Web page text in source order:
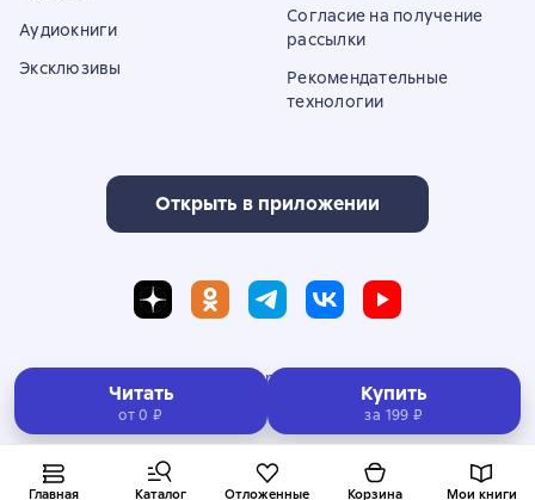
Главная Каталог Отложенные Корзина Мои книги
Читать
от 0 ₽
Купить
за 199 ₽
Аудиокниги
Эксклюзивы
Согласие на получение
рассылки
Рекомендательные
технологии
Открыть в приложении
Полная версия сайта